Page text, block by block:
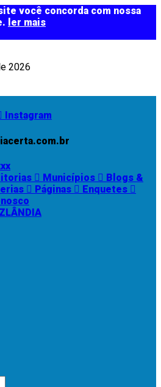
você concorda com nossa
ler mais
2026
Instagram
Municípios
Blogs &
Páginas
Enquetes